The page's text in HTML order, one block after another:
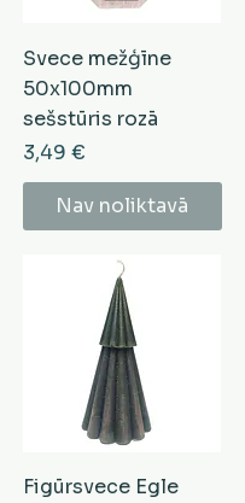
Svece mežģīne
50x100mm
sešstūris rozā
Cena
3,49 €
Nav noliktavā
Figūrsvece Egle